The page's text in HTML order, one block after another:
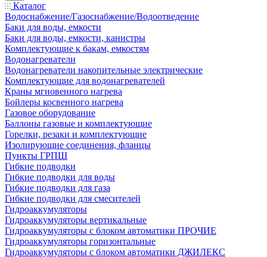
Каталог
Водоснабжение/Газоснабжение/Водоотведение
Баки для воды, емкости
Баки для воды, емкости, канистры
Комплектующие к бакам, емкостям
Водонагреватели
Водонагреватели накопительные электрические
Комплектующие для водонагревателей
Краны мгновенного нагрева
Бойлеры косвенного нагрева
Газовое оборудование
Баллоны газовые и комплектующие
Горелки, резаки и комплектующие
Изолирующие соединения, фланцы
Пункты ГРПШ
Гибкие подводки
Гибкие подводки для воды
Гибкие подводки для газа
Гибкие подводки для смесителей
Гидроаккумуляторы
Гидроаккумуляторы вертикальные
Гидроаккумуляторы с блоком автоматики ПРОЧИЕ
Гидроаккумуляторы горизонтальные
Гидроаккумуляторы с блоком автоматики ДЖИЛЕКС